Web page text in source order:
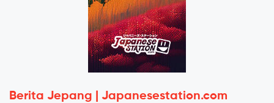
Berita Jepang | Japanesestation.com